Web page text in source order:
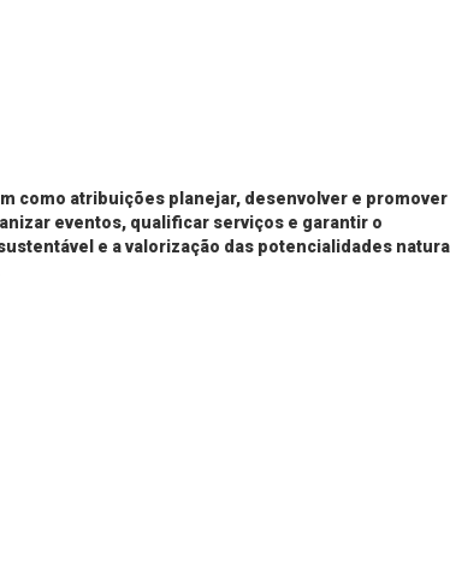
como atribuições planejar, desenvolver e promover
eventos, qualificar serviços e garantir o
e a valorização das potencialidades